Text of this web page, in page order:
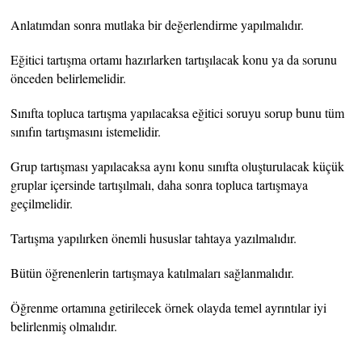
Anlatımdan sonra mutlaka bir değerlendirme yapılmalıdır.
Eğitici tartışma ortamı hazırlarken tartışılacak konu ya da sorunu
önceden belirlemelidir.
Sınıfta topluca tartışma yapılacaksa eğitici soruyu sorup bunu tüm
sınıfın tartışmasını istemelidir.
Grup tartışması yapılacaksa aynı konu sınıfta oluşturulacak küçük
gruplar içersinde tartışılmalı, daha sonra topluca tartışmaya
geçilmelidir.
Tartışma yapılırken önemli hususlar tahtaya yazılmalıdır.
Bütün öğrenenlerin tartışmaya katılmaları sağlanmalıdır.
Öğrenme ortamına getirilecek örnek olayda temel ayrıntılar iyi
belirlenmiş olmalıdır.